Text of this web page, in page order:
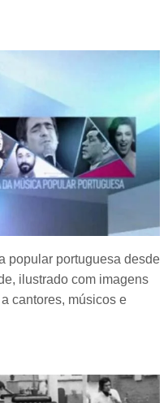
popular portuguesa desde
ilustrado com imagens
cantores, músicos e